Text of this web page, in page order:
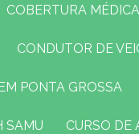
COBERTURA
CONDUTOR DE
PONTA GROSSA
SAMU CURSO